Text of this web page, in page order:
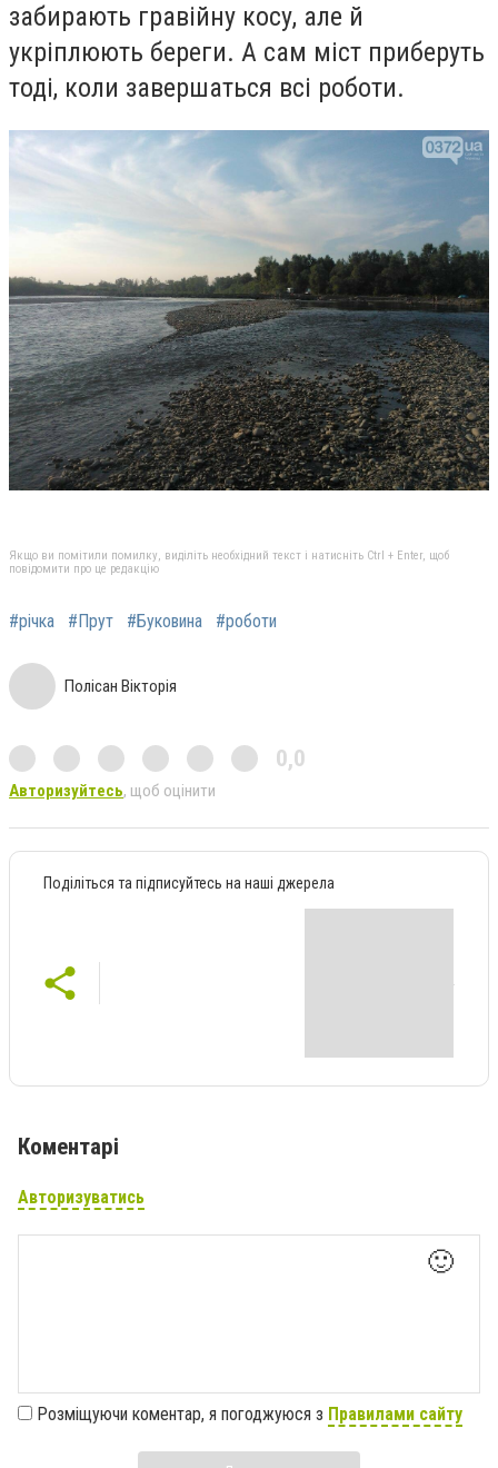
забирають гравійну косу, але й
укріплюють береги. А сам міст приберуть
тоді, коли завершаться всі роботи.
Якщо ви помітили помилку, виділіть необхідний текст і натисніть Ctrl + Enter, щоб
повідомити про це редакцію
#річка #Прут #Буковина #роботи
Полісан Вікторія
0,0
Авторизуйтесь, щоб оцінити
Поділіться та підписуйтесь на наші джерела
Коментарі
Авторизуватись
🙂
Розміщуючи коментар, я погоджуюся з Правилами сайту